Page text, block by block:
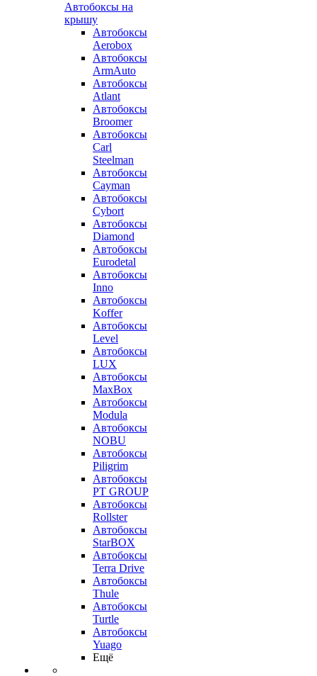
Автобоксы на
крышу
Автобоксы
Aerobox
Автобоксы
ArmAuto
Автобоксы
Atlant
Автобоксы
Broomer
Автобоксы
Carl
Steelman
Автобоксы
Cayman
Автобоксы
Cybort
Автобоксы
Diamond
Автобоксы
Eurodetal
Автобоксы
Inno
Автобоксы
Koffer
Автобоксы
Level
Автобоксы
LUX
Автобоксы
MaxBox
Автобоксы
Modula
Автобоксы
NOBU
Автобоксы
Piligrim
Автобоксы
PT GROUP
Автобоксы
Rollster
Автобоксы
StarBOX
Автобоксы
Terra Drive
Автобоксы
Thule
Автобоксы
Turtle
Автобоксы
Yuago
Ещё